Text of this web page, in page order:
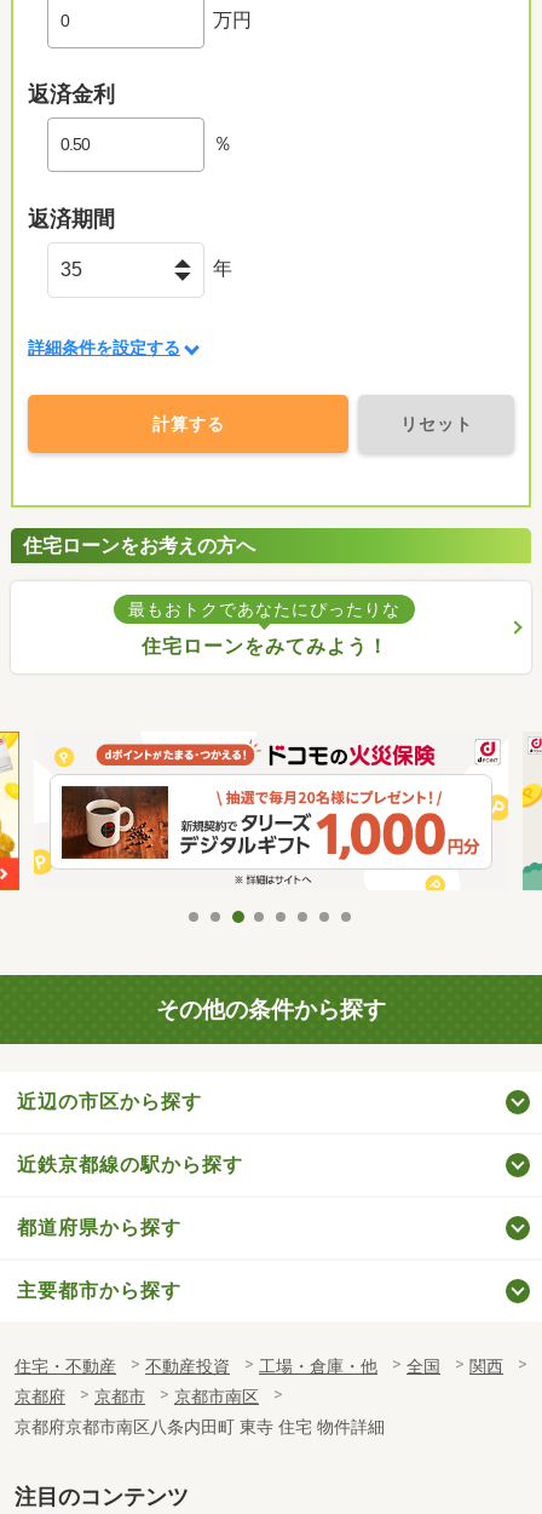
万円
返済金利
％
返済期間
年
詳細条件を設定する
計算する リセット
住宅ローンをお考えの方へ
最もおトクであなたにぴったりな
住宅ローンをみてみよう！
その他の条件から探す
近辺の市区から探す
近鉄京都線の駅から探す
都道府県から探す
主要都市から探す
住宅・不動産 不動産投資 工場・倉庫・他 全国
関西
京都府
京都市
京都市南区
京都府京都市南区八条内田町 東寺 住宅 物件詳細
注目のコンテンツ